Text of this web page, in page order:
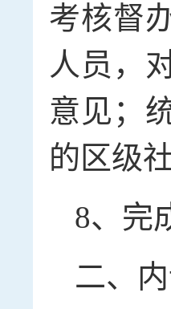
考核督
人员，
意见；
的区级
8、完
二、